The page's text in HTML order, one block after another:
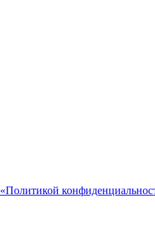
«Политикой